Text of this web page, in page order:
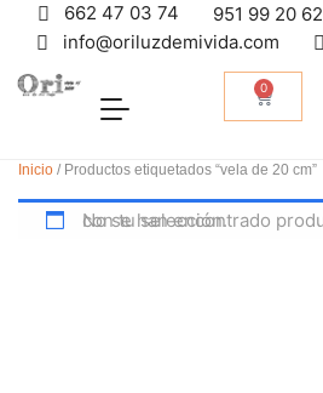
662 47 03 74
951 99 20 62
info@oriluzdemivida.com
0
Inicio / Productos etiquetados “vela de 20 cm”
No se han encontrado productos que coincidan con tu selección.